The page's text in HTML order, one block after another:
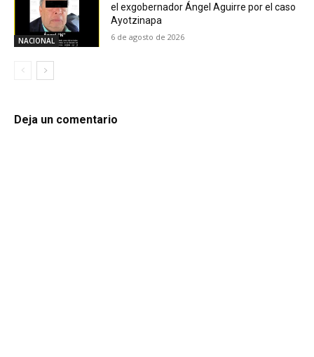
NACIONAL
el exgobernador Ángel Aguirre por el caso
Ayotzinapa
6 de agosto de 2026
Deja un comentario